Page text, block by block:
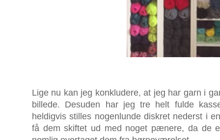
Lige nu kan jeg konkludere, at jeg har garn i
billede. Desuden har jeg tre helt fulde
heldigvis stilles nogenlunde diskret nederst i
få dem skiftet ud med noget pænere, da de